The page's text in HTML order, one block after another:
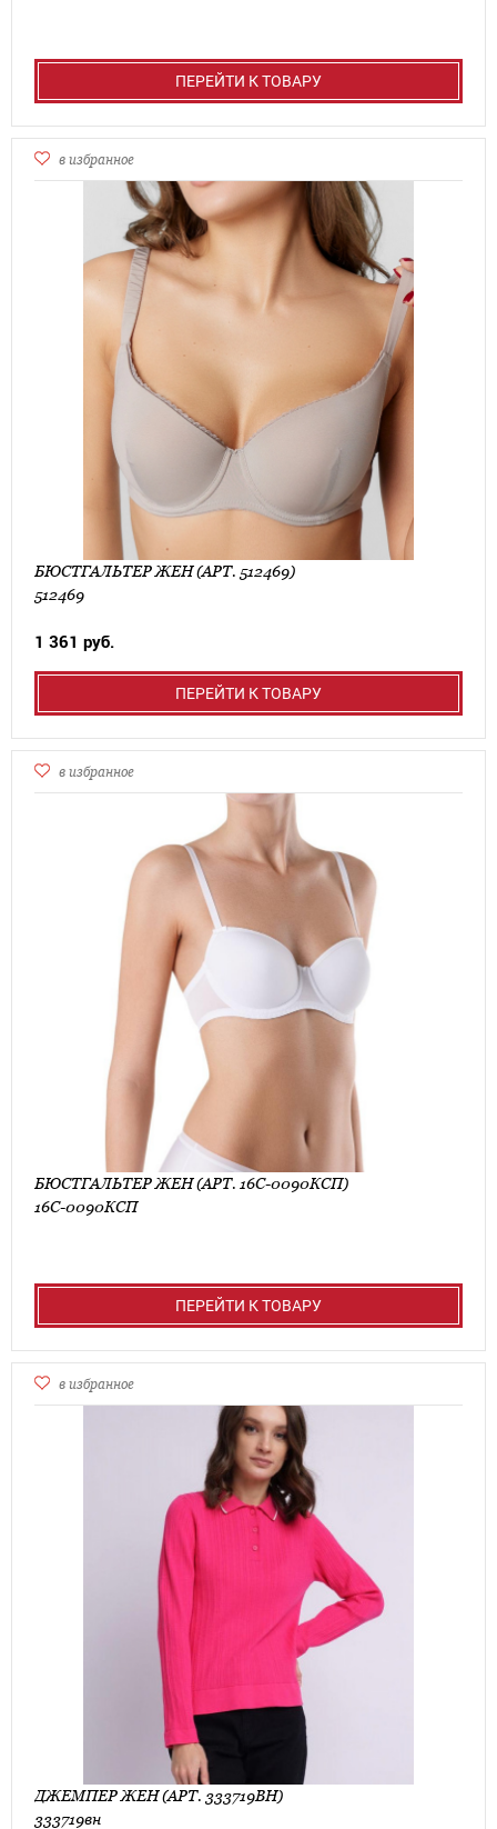
ПЕРЕЙТИ К ТОВАРУ
в избранное
БЮСТГАЛЬТЕР ЖЕН (АРТ. 512469)
512469
1 361 руб.
ПЕРЕЙТИ К ТОВАРУ
в избранное
БЮСТГАЛЬТЕР ЖЕН (АРТ. 16С-0090КСП)
16С-0090КСП
ПЕРЕЙТИ К ТОВАРУ
в избранное
ДЖЕМПЕР ЖЕН (АРТ. 333719ВН)
333719вн